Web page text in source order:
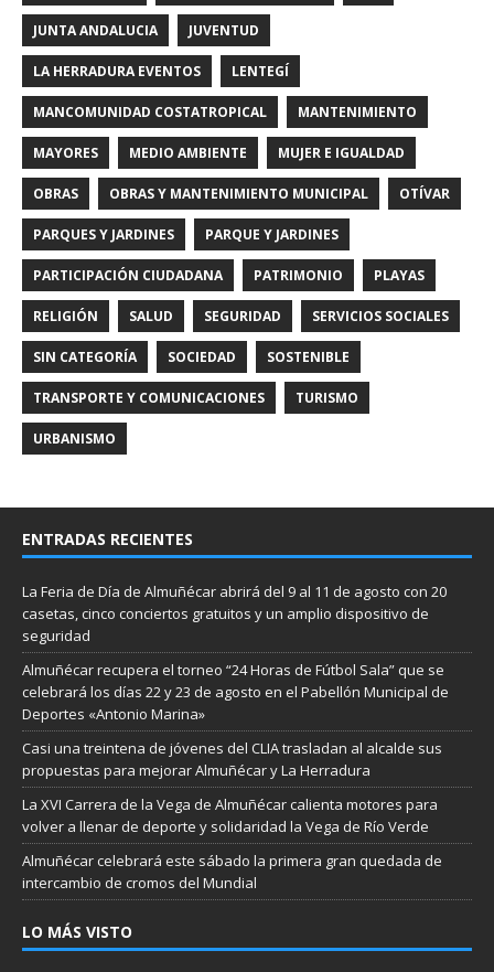
JUNTA ANDALUCIA JUVENTUD
LA HERRADURA EVENTOS LENTEGÍ
MANCOMUNIDAD COSTATROPICAL MANTENIMIENTO
MAYORES MEDIO AMBIENTE MUJER E IGUALDAD
OBRAS OBRAS Y MANTENIMIENTO MUNICIPAL OTÍVAR
PARQUES Y JARDINES PARQUE Y JARDINES
PARTICIPACIÓN CIUDADANA PATRIMONIO PLAYAS
RELIGIÓN SALUD SEGURIDAD SERVICIOS SOCIALES
SIN CATEGORÍA SOCIEDAD SOSTENIBLE
TRANSPORTE Y COMUNICACIONES TURISMO
URBANISMO
ENTRADAS RECIENTES
La Feria de Día de Almuñécar abrirá del 9 al 11 de agosto con 20
casetas, cinco conciertos gratuitos y un amplio dispositivo de
seguridad
Almuñécar recupera el torneo “24 Horas de Fútbol Sala” que se
celebrará los días 22 y 23 de agosto en el Pabellón Municipal de
Deportes «Antonio Marina»
Casi una treintena de jóvenes del CLIA trasladan al alcalde sus
propuestas para mejorar Almuñécar y La Herradura
La XVI Carrera de la Vega de Almuñécar calienta motores para
volver a llenar de deporte y solidaridad la Vega de Río Verde
Almuñécar celebrará este sábado la primera gran quedada de
intercambio de cromos del Mundial
LO MÁS VISTO